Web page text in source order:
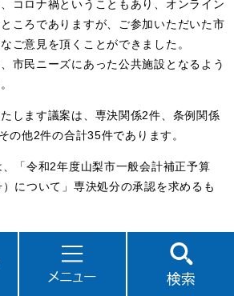
コロナ禍ということもあり、オンライン
ころでありますが、ご参加いただいた市
ご意見を頂くことができました。
市民ニーズにあった公共施設となるよう
します議案は、専決関係2件、条例関係
の他2件の合計35件であります。
「令和2年度山梨市一般会計補正予算
）について」専決処分の承認を求めるも
ぞれ248億3,195万8千円にする専決処分
を求めるものであります。